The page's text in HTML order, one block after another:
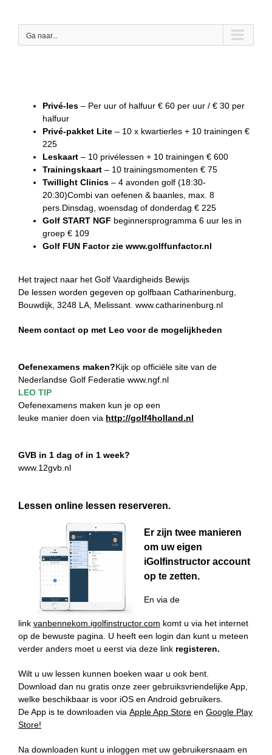
contentGa naar...
Privé-les – Per uur of halfuur € 60 per uur / € 30 per
halfuur
Privé-pakket Lite – 10 x kwartierles + 10 trainingen €
225
Leskaart – 10 privélessen + 10 trainingen € 600
Trainingskaart – 10 trainingsmomenten € 75
Twillight Clinics – 4 avonden golf (18:30-
20:30)Combi van oefenen & baanles, max. 8
pers.Dinsdag, woensdag of donderdag € 225
Golf START NGF beginnersprogramma 6 uur les in
groep € 109
Golf FUN Factor zie www.golffunfactor.nl
Het traject naar het Golf Vaardigheids Bewijs
De lessen worden gegeven op golfbaan Catharinenburg,
Bouwdijk, 3248 LA, Melissant. www.catharinenburg.nl
Neem contact op met Leo voor de mogelijkheden
Oefenexamens maken?Kijk op officiële site van de
Nederlandse Golf Federatie www.ngf.nl
LEO TIP
Oefenexamens maken kun je op een
leuke manier doen via http://golf4holland.nl
GVB in 1 dag of in 1 week?
www.12gvb.nl
Lessen online lessen reserveren.
Er zijn twee manieren
om uw eigen
iGolfinstructor account
op te zetten.
En via de
link vanbennekom.igolfinstructor.com komt u via het internet
op de bewuste pagina. U heeft een login dan kunt u meteen
verder anders moet u eerst via deze link registeren.
Wilt u uw lessen kunnen boeken waar u ook bent.
Download dan nu gratis onze zeer gebruiksvriendelijke App,
welke beschikbaar is voor iOS en Android gebruikers.
De App is te downloaden via Apple App Store en Google Play
Store!
Na downloaden kunt u inloggen met uw gebruikersnaam en